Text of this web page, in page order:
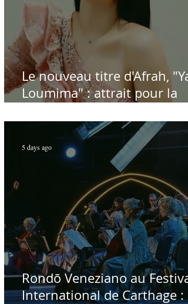
Le nouveau titre d'Afrah, "Ya
Loumima" : attrait pour la
Rabah Driassa
Rondō Veneziano au Festival
International de Carthage :
5 days ago